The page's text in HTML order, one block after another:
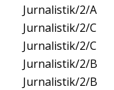
Jurnalistik/2/A
Jurnalistik/2/C
Jurnalistik/2/C
Jurnalistik/2/B
Jurnalistik/2/B